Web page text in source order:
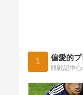
1 偏愛的
観戦記中